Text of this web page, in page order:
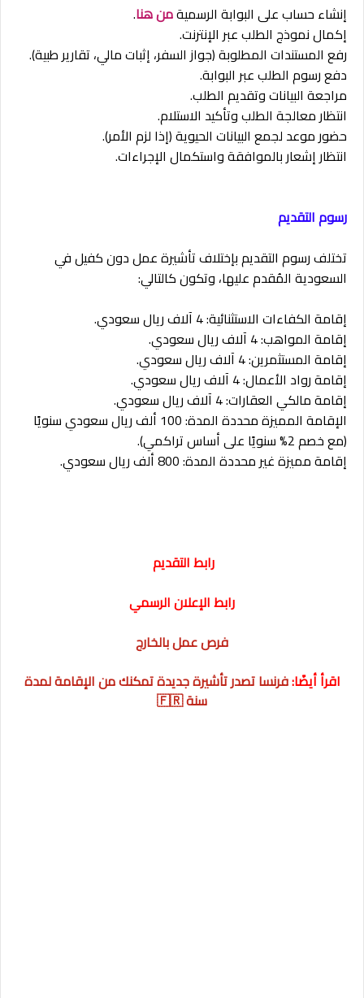
إنشاء حساب على البوابة الرسميةمن هنا.
إكمال نموذج الطلب عبر الإنترنت.
رفع المستندات المطلوبة (جواز السفر، إثبات مالي، تقارير طبية).
دفع رسوم الطلب عبر البوابة.
مراجعة البيانات وتقديم الطلب.
انتظار معالجة الطلب وتأكيد الاستلام.
حضور موعد لجمع البيانات الحيوية (إذا لزم الأمر).
انتظار إشعار بالموافقة واستكمال الإجراءات.
رسوم التقديم
تختلف رسوم التقديم بإختلاف تأشيرة عمل دون كفيل في
السعودية المُقدم عليها، وتكون كالتالي:
إقامة الكفاءات الاستثنائية: 4 آلاف ريال سعودي.
إقامة المواهب: 4 آلاف ريال سعودي.
إقامة المستثمرين: 4 آلاف ريال سعودي.
إقامة رواد الأعمال: 4 آلاف ريال سعودي.
إقامة مالكي العقارات: 4 آلاف ريال سعودي.
الإقامة المميزة محددة المدة: 100 ألف ريال سعودي سنويًا
(مع خصم 2% سنويًا على أساس تراكمي).
إقامة مميزة غير محددة المدة: 800 ألف ريال سعودي.
رابط التقديم
رابط الإعلان الرسمي
فرص عمل بالخارج
اقرأ أيضًا:فرنسا تصدر تأشيرة جديدة تمكنك من الإقامة لمدة
سنة 🇫🇷